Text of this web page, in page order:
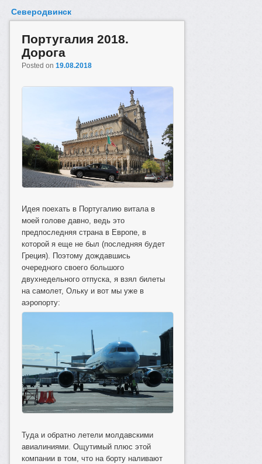
Северодвинск
Португалия 2018.
Дорога
Posted on19.08.2018
Идея поехать в Португалию витала в
моей голове давно, ведь это
предпоследняя страна в Европе, в
которой я еще не был (последняя будет
Греция). Поэтому дождавшись
очередного своего большого
двухнедельного отпуска, я взял билеты
на самолет, Ольку и вот мы уже в
аэропорту:
Туда и обратно летели молдавскими
авиалиниями. Ощутимый плюс этой
компании в том, что на борту наливают